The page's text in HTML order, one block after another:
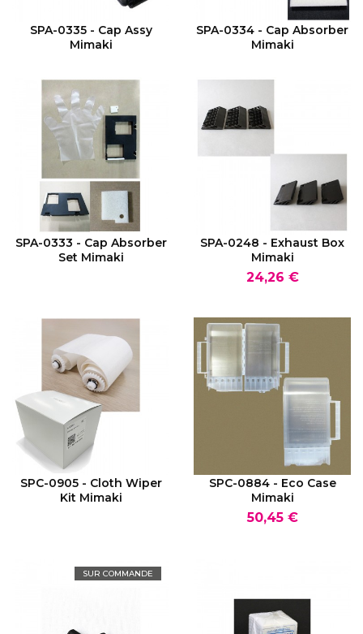
VOIR LE PRODUIT
SPA-0335 - Cap Assy
Mimaki
VOIR LE PRODUIT
SPA-0334 - Cap Absorber
Mimaki
VOIR LE PRODUIT
SPA-0333 - Cap Absorber
Set Mimaki
VOIR LE PRODUIT
SPA-0248 - Exhaust Box
Mimaki
Prix
24,26 €
VOIR LE PRODUIT
SPC-0905 - Cloth Wiper
Kit Mimaki
VOIR LE PRODUIT
SPC-0884 - Eco Case
Mimaki
Prix
50,45 €
SUR COMMANDE